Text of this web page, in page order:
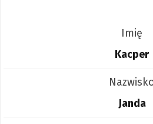
Imię
Kacper
Janda